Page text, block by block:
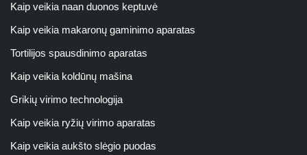
Kaip veikia naan duonos keptuvė
Kaip veikia makaronų gaminimo aparatas
Tortilijos spausdinimo aparatas
Kaip veikia koldūnų mašina
Grikių virimo technologija
Kaip veikia ryžių virimo aparatas
Kaip veikia aukšto slėgio puodas